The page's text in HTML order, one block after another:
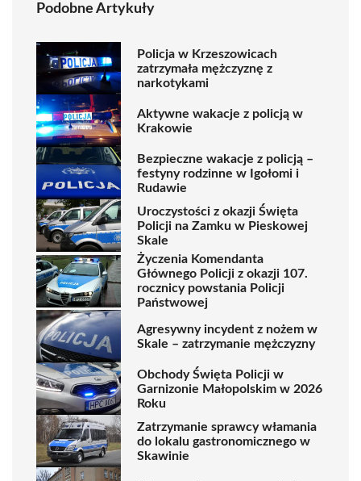
Podobne Artykuły
Policja w Krzeszowicach
zatrzymała mężczyznę z
narkotykami
Aktywne wakacje z policją w
Krakowie
Bezpieczne wakacje z policją –
festyny rodzinne w Igołomi i
Rudawie
Uroczystości z okazji Święta
Policji na Zamku w Pieskowej
Skale
Życzenia Komendanta
Głównego Policji z okazji 107.
rocznicy powstania Policji
Państwowej
Agresywny incydent z nożem w
Skale – zatrzymanie mężczyzny
Obchody Święta Policji w
Garnizonie Małopolskim w 2026
Roku
Zatrzymanie sprawcy włamania
do lokalu gastronomicznego w
Skawinie